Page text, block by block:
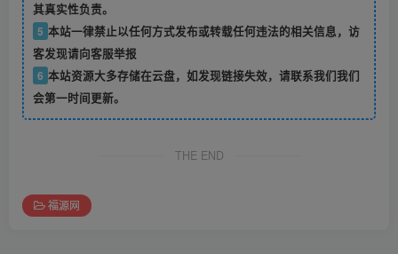
其真实性负责。
5 本站一律禁止以任何方式发布或转载任何违法的相关信息，访
客发现请向客服举报
6 本站资源大多存储在云盘，如发现链接失效，请联系我们我们
会第一时间更新。
THE END
福源网